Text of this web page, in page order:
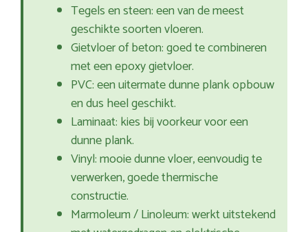
Tegels en steen: een van de meest
geschikte soorten vloeren.
Gietvloer of beton: goed te combineren
met een epoxy gietvloer.
PVC: een uitermate dunne plank opbouw
en dus heel geschikt.
Laminaat: kies bij voorkeur voor een
dunne plank.
Vinyl: mooie dunne vloer, eenvoudig te
verwerken, goede thermische
constructie.
Marmoleum / Linoleum: werkt uitstekend